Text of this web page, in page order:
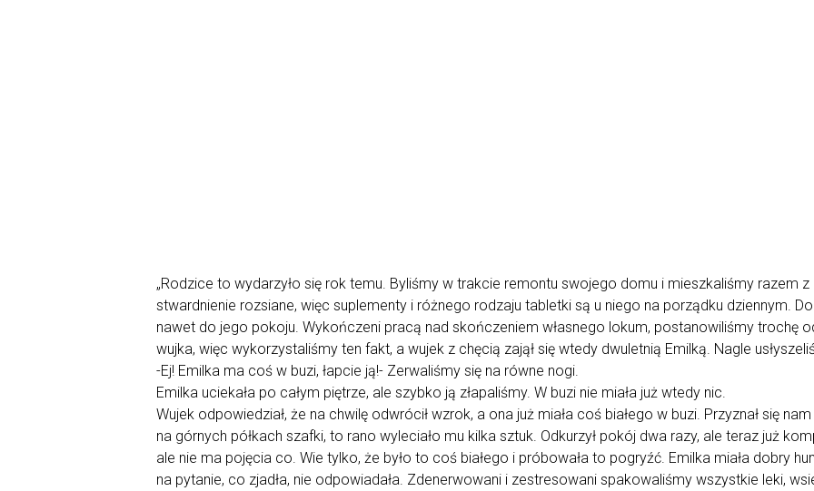
„Rodzice to wydarzyło się rok temu. Byliśmy w trakcie remontu swojego domu i mieszkaliśmy razem
stwardnienie rozsiane, więc suplementy i różnego rodzaju tabletki są u niego na porządku dziennym.
nawet do jego pokoju. Wykończeni pracą nad skończeniem własnego lokum, postanowiliśmy trochę
wujka, więc wykorzystaliśmy ten fakt, a wujek z chęcią zajął się wtedy dwuletnią Emilką. Nagle
-Ej! Emilka ma coś w buzi, łapcie ją!- Zerwaliśmy się na równe nogi.
Emilka uciekała po całym piętrze, ale szybko ją złapaliśmy. W buzi nie miała już wtedy nic.
Wujek odpowiedział, że na chwilę odwrócił wzrok, a ona już miała coś białego w buzi. Przyznał się
na górnych półkach szafki, to rano wyleciało mu kilka sztuk. Odkurzył pokój dwa razy, ale teraz już
ale nie ma pojęcia co. Wie tylko, że było to coś białego i próbowała to pogryźć. Emilka miała dobry
na pytanie, co zjadła, nie odpowiadała. Zdenerwowani i zestresowani spakowaliśmy wszystkie leki,